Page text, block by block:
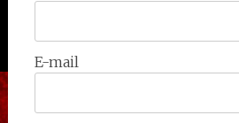
E-mail